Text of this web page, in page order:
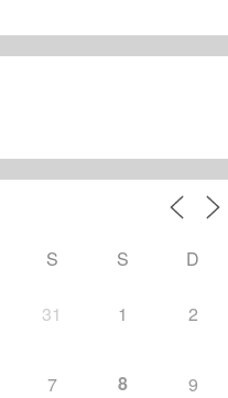
S S D
31 1 2
7 8 9